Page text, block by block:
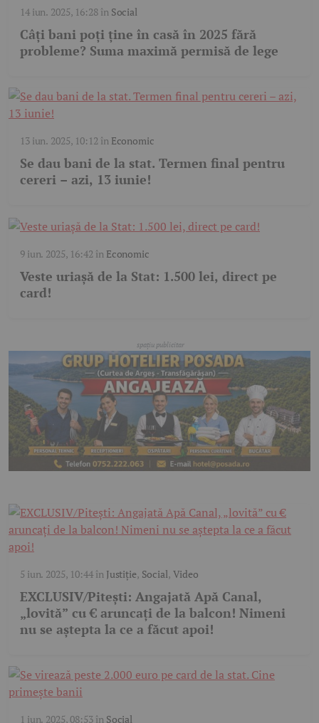
14 iun. 2025, 16:28în Social
Câți bani poți ține în casă în 2025 fără
probleme? Suma maximă permisă de lege
13 iun. 2025, 10:12 în Economic
Se dau bani de la stat. Termen final pentru
cereri – azi, 13 iunie!
9 iun. 2025, 16:42 în Economic
Veste uriașă de la Stat: 1.500 lei, direct pe
card!
5 iun. 2025, 10:44în Justiție, Social, Video
EXCLUSIV/Pitești: Angajată Apă Canal,
„lovită” cu € aruncați de la balcon! Nimeni
nu se aștepta la ce a făcut apoi!
1 iun. 2025, 08:53în Social